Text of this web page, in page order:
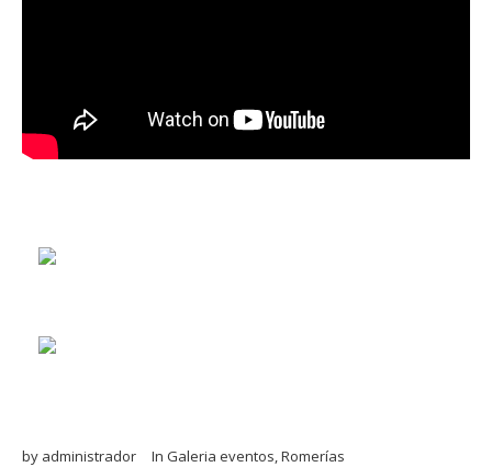
by administrador In Galeria eventos Romerías